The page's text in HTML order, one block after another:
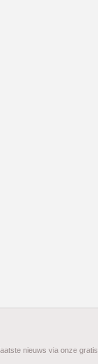
nieuws via onze gratis